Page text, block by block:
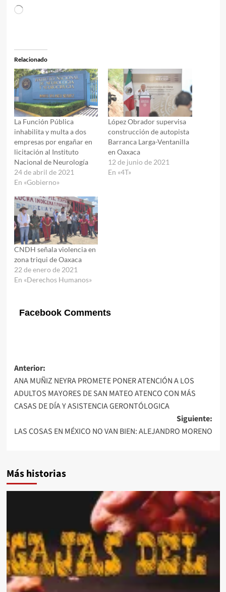
Cargando...
Relacionado
La Función Pública
inhabilita y multa a dos
empresas por engañar en
licitación al Instituto
Nacional de Neurología
24 de abril de 2021
En «Gobierno»
López Obrador supervisa
construcción de autopista
Barranca Larga-Ventanilla
en Oaxaca
12 de junio de 2021
En «4T»
CNDH señala violencia en
zona triqui de Oaxaca
22 de enero de 2021
En «Derechos Humanos»
Facebook Comments
Navegación
de
entradas
Anterior:
ANA MUÑIZ NEYRA PROMETE PONER ATENCIÓN A LOS
ADULTOS MAYORES DE SAN MATEO ATENCO CON MÁS
CASAS DE DÍA Y ASISTENCIA GERONTÓLOGICA
Siguiente:
LAS COSAS EN MÉXICO NO VAN BIEN: ALEJANDRO MORENO
Más historias